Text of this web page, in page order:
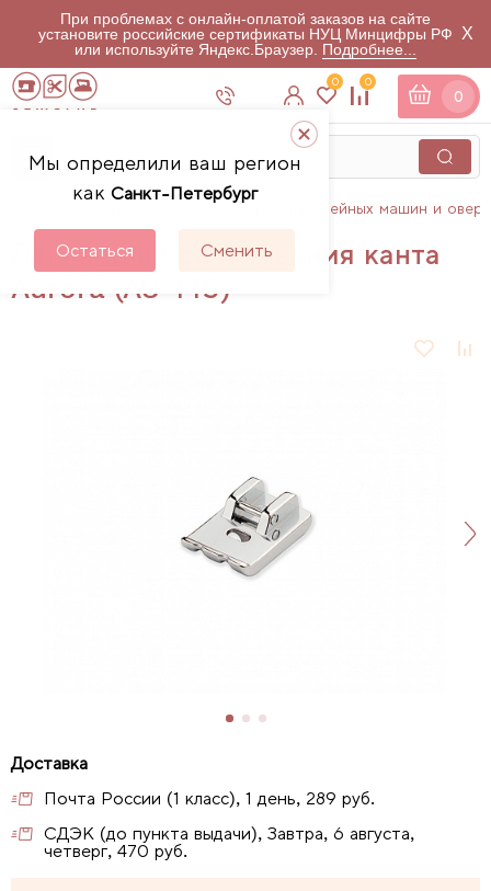
При проблемах с онлайн-оплатой заказов на сайте
установите российские сертификаты НУЦ Минцифры РФ
или используйте Яндекс.Браузер. Подробнее...
X
Мы определили ваш регион
как Санкт-Петербург
Остаться Сменить
0 0
0
Аксессуары для швейных машин и
Лапка для притачивания канта
Aurora (AU-145)
Почта России (1 класс), 1 день, 289 руб.
СДЭК (до пункта выдачи), Завтра, 6 августа,
четверг, 470 руб.